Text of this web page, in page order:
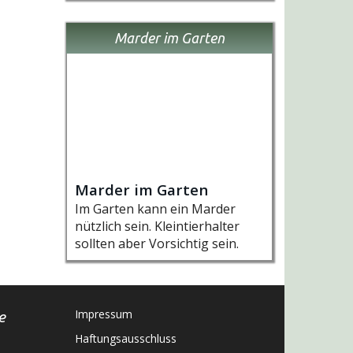
Marder im Garten
Marder im Garten
Im Garten kann ein Marder
nützlich sein. Kleintierhalter
sollten aber Vorsichtig sein.
Impressum
Haftungsausschluss